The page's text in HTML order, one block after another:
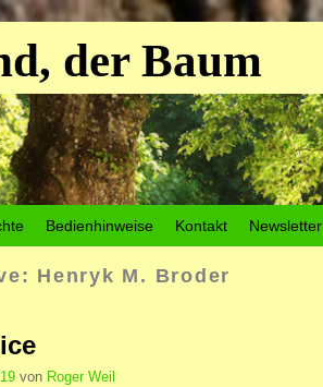
der Baum
Bedienhinweise Kontakt Newsletter
Henryk M. Broder
von Roger Weil